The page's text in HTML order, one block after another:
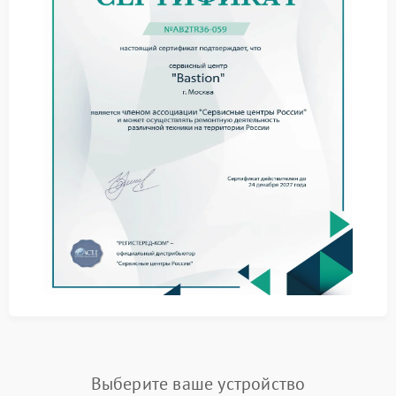
для проверки стабильности напряжения и
Преимущества нашего сервиса
Бесплатная диагностика при ремонте
Оригинальные запчасти Bastion
Гарантия на запчасти и ремонтные работы до 12
Опытные мастера
Позвоните по телефону +7 (495) 023-73-25 или
приезжайте по адресу ул. Чаянова 18. Для вашего
удобства доступна курьерская доставка от сервиса
— курьер заберёт неисправный ИБП Bastion,
доставит в мастерскую и вернёт обратно после
ремонта. Ремонт техники Bastion в Москве — это
качество, надёжность и полное восстановление
Выберите ваше устройство